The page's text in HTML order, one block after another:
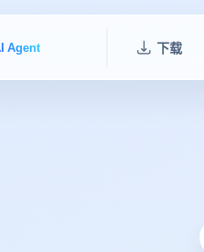
Agent 下载